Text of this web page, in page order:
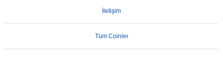
İletişim
Tüm Coinler